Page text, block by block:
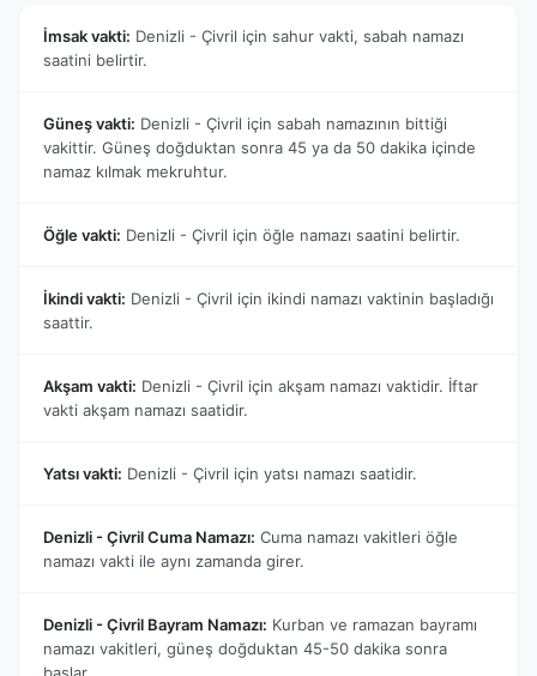
İmsak vakti: Denizli - Çivril için sahur vakti, sabah namazı
saatini belirtir.
Güneş vakti: Denizli - Çivril için sabah namazının bittiği
vakittir. Güneş doğduktan sonra 45 ya da 50 dakika içinde
namaz kılmak mekruhtur.
Öğle vakti: Denizli - Çivril için öğle namazı saatini belirtir.
İkindi vakti: Denizli - Çivril için ikindi namazı vaktinin başladığı
saattir.
Akşam vakti: Denizli - Çivril için akşam namazı vaktidir. İftar
vakti akşam namazı saatidir.
Yatsı vakti: Denizli - Çivril için yatsı namazı saatidir.
Denizli - Çivril Cuma Namazı: Cuma namazı vakitleri öğle
namazı vakti ile aynı zamanda girer.
Denizli - Çivril Bayram Namazı: Kurban ve ramazan bayramı
namazı vakitleri, güneş doğduktan 45-50 dakika sonra
başlar.